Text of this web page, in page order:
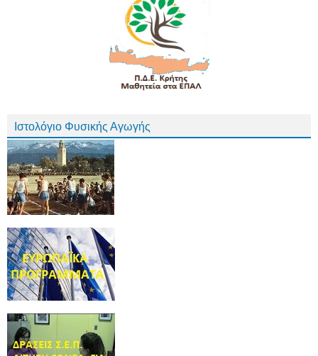
Ιστολόγιο Φυσικής Αγωγής